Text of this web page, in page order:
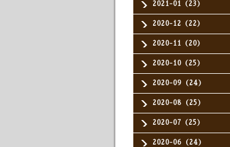
2021-01（23）
2020-12（22）
2020-11（20）
2020-10（25）
2020-09（24）
2020-08（25）
2020-07（25）
2020-06（24）